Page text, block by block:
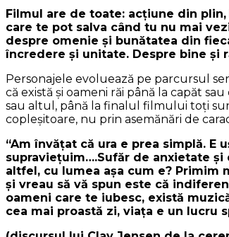
Filmul are de toate: acţiune din
care te pot salva când tu nu mai
despre omenie şi bunătatea din
încredere şi unitate. Despre bine şi
Personajele evoluează pe parcursul
că există şi oameni răi până la capăt
sau altul, până la finalul filmului toţi
copleşitoare, nu prin asemănări de
“Am învăţat că ura e prea simplă.
supravieţuim….Sufăr de anxietate
altfel, cu lumea aşa cum e? Primim
şi vreau să vă spun este că
oameni care te iubesc, există
cea mai proastă zi, viaţa e un lucru